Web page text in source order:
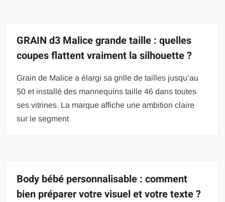
GRAIN d3 Malice grande taille : quelles
coupes flattent vraiment la silhouette ?
Grain de Malice a élargi sa grille de tailles jusqu’au
50 et installé des mannequins taille 46 dans toutes
ses vitrines. La marque affiche une ambition claire
sur le segment
Body bébé personnalisable : comment
bien préparer votre visuel et votre texte ?